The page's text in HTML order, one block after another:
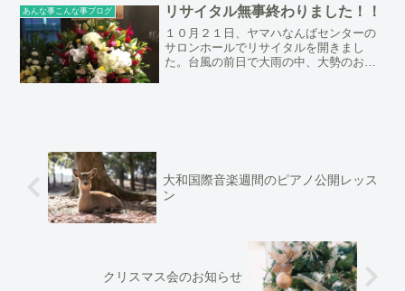
ディ...
あんな事こんな事ブログ リサイタル無事終わりました！！
１０月２１日、ヤマハなんばセンターの
サロンホールでリサイタルを開きまし
た。台風の前日で大雨の中、大勢のお客
大和国際音楽週間のピアノ公開レッス
ン
クリスマス会のお知らせ